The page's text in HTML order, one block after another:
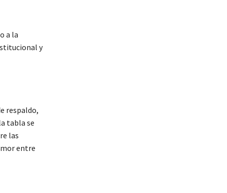
a la
y
respaldo,
tabla se
las
entre